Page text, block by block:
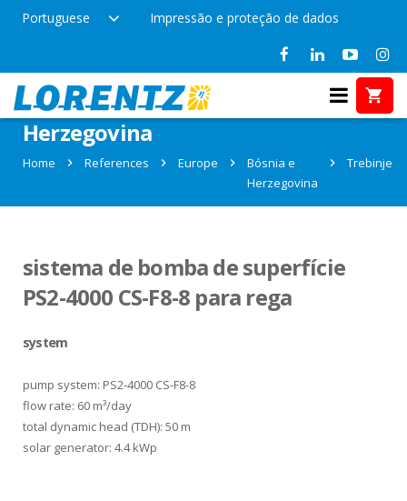
Portuguese Impressão e proteção de dados
References in Trebinje, Bósnia e
Herzegovina
Home References Europe
Bósnia e
Herzegovina
Trebinje
sistema de bomba de superfície
PS2-4000 CS-F8-8 para rega
system
pump system: PS2-4000 CS-F8-8
flow rate: 60 m³/day
total dynamic head (TDH): 50 m
solar generator: 4.4 kWp